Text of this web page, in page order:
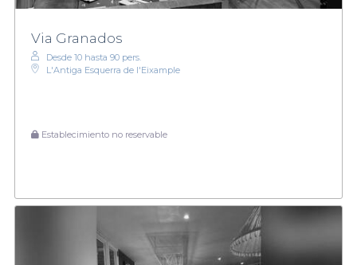
Via Granados
Desde 10 hasta 90 pers.
L'Antiga Esquerra de l'Eixample
Establecimiento no reservable